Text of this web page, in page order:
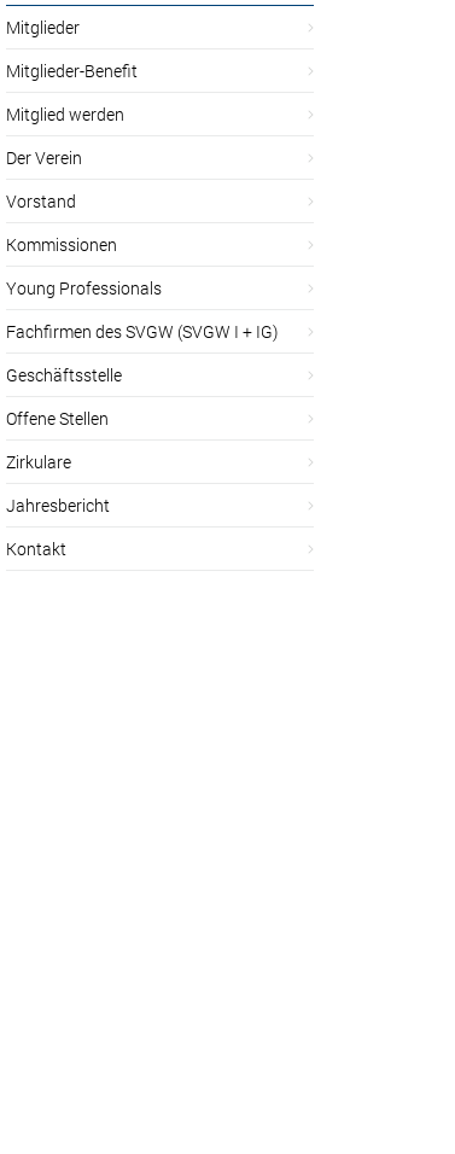
Mitglieder
Mitglieder-Benefit
Mitglied werden
Der Verein
Vorstand
Kommissionen
Young Professionals
Fachfirmen des SVGW (SVGW I + IG)
Geschäftsstelle
Offene Stellen
Zirkulare
Jahresbericht
Kontakt